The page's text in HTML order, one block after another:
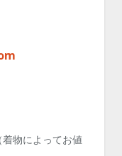
（着物によってお値